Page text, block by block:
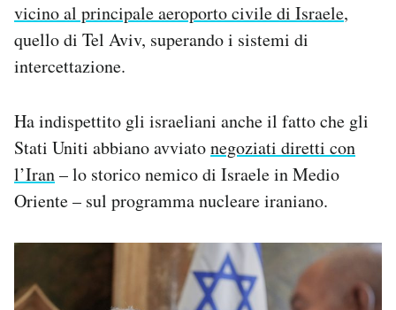
vicino al principale aeroporto civile di Israele,
quello di Tel Aviv, superando i sistemi di
intercettazione.
Ha indispettito gli israeliani anche il fatto che gli
Stati Uniti abbiano avviatonegoziati diretti con
l’Iran– lo storico nemico di Israele in Medio
Oriente – sul programma nucleare iraniano.